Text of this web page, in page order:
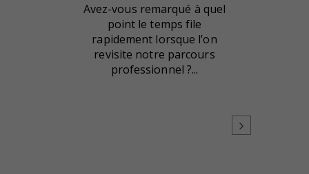
Avez-vous remarqué à quel
point le temps file
rapidement lorsque l’on
revisite notre parcours
professionnel ?...